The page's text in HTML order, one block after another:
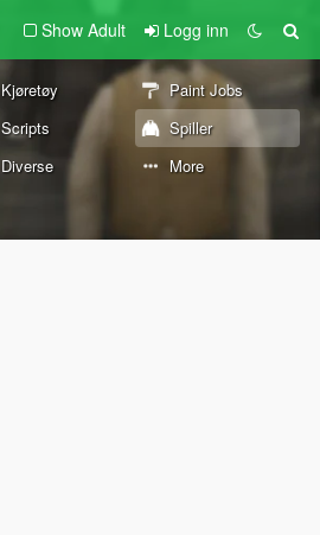
Show Adult Logg inn
Kjøretøy
Paint Jobs
Scripts
Spiller
Diverse More